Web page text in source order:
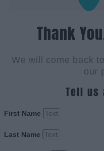
Thank
We will come back
our
Tell us
First Name
Last Name